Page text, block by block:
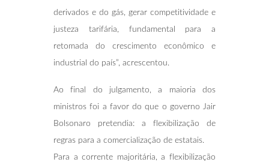
derivados e do gás, gerar competitividade e
justeza tarifária, fundamental para a
retomada do crescimento econômico e
industrial do país”, acrescentou.
Ao final do julgamento, a maioria dos
ministros foi a favor do que o governo Jair
Bolsonaro pretendia: a flexibilização de
regras para a comercialização de estatais.
Para a corrente majoritária, a flexibilização